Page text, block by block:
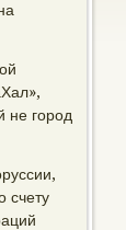
не город
счету